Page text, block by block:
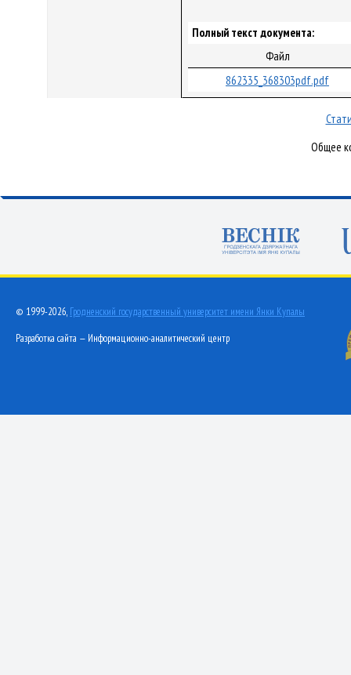
Полный текст документа:
Файл
862335_368303pdf.pdf
Общее
© 1999-2026, Гродненский государственный университет имени Янки Купалы
Разработка сайта — Информационно-аналитический центр